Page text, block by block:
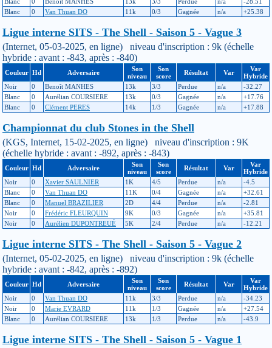
Blanc
0 Van Thuan DO 11k 0/3 Gagnée n/a +25.38
Ligue interne SITS - The Shell - Saison 5 - Vague 3
(Internet, 05-03-2025, en ligne) niveau d'inscription : 9k (échelle
hybride : avant : -843, après : -840)
Couleur Hd Adversaire
Son
niveau
Son
score
Résultat Var
Var
Hybride
Noir
0 Benoît MANHES 13k 3/3 Perdue n/a
-32.27
Blanc
0 Aurélian COURSIERE 13k 0/3 Gagnée n/a
+17.76
Blanc
0 Clément PERES 14k 1/3 Gagnée n/a +17.88
Championnat du club Stones in the Shell
(KGS, Internet, 15-02-2025, en ligne) niveau d'inscription : 9K
(échelle hybride : avant : -892, après : -843)
Couleur Hd Adversaire
Son
niveau
Son
score
Résultat Var
Var
Hybride
Noir
0 Xavier SAULNIER 1K 4/5 Perdue n/a
-4.5
Blanc
0 Van Thuan DO 11K 0/4 Gagnée n/a
+32.61
Blanc
0 Manuel BRAZILIER 2D 4/4 Perdue n/a
-2.81
Noir
0 Frédéric FLEURQUIN 9K 0/3 Gagnée n/a
+35.81
Noir
0 Aurélien DUPONTREUÉ 5K 2/4 Perdue n/a -12.21
Ligue interne SITS - The Shell - Saison 5 - Vague 2
(Internet, 05-02-2025, en ligne) niveau d'inscription : 9k (échelle
hybride : avant : -842, après : -892)
Couleur Hd Adversaire
Son
niveau
Son
score
Résultat Var
Var
Hybride
Noir
0 Van Thuan DO 11k 3/3 Perdue n/a
-34.23
Noir
0 Marie EVRARD 11k 1/3 Gagnée n/a
+27.54
Blanc
0 Aurélian COURSIERE 13k 1/3 Perdue n/a -43.9
Ligue interne SITS - The Shell - Saison 5 - Vague 1